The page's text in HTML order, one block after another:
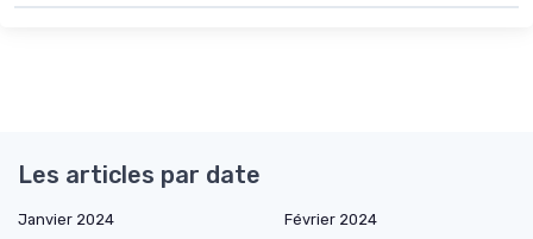
Les articles par date
Janvier 2024
Février 2024